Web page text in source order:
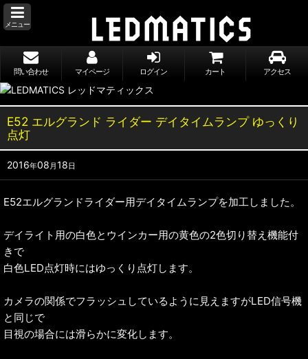
メニュー
問い合わせ マイページ ログイン カート アクセス
E52 エルグランド ライダー デイタイムランプ ゆっくり
点灯
2016年08 月18日
E52エルグランドライダー用デイタイムランプを加工しました。
デイライト用の白色とウインカー用の黄色の2色切り替え機能付
きで
白色LED点灯時にはゆっくり点灯します。
カメラの関係でフラッシュしているように見えますがLED信号機
と同じで
目視の場合には滑らかに変化します。